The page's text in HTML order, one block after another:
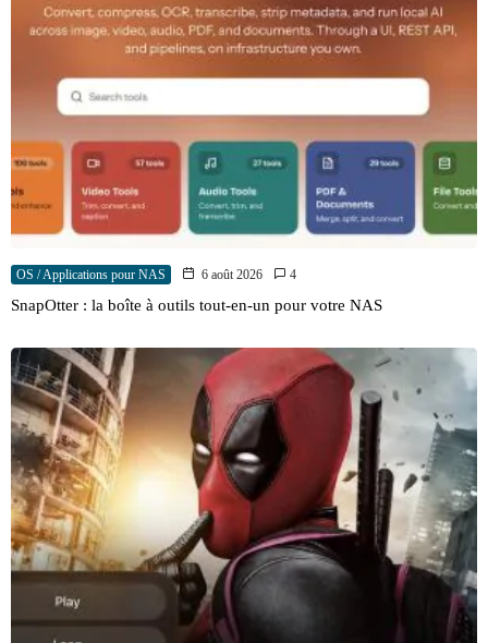
OS / Applications pour NAS 6 août 2026 4
SnapOtter : la boîte à outils tout-en-un pour votre NAS